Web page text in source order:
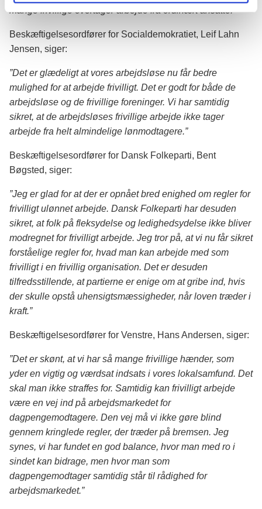
mange frivillige overtager arbejde fra ordinært ansatte.”
Beskæftigelsesordfører for Socialdemokratiet, Leif Lahn
Jensen, siger:
”Det er glædeligt at vores arbejdsløse nu får bedre
mulighed for at arbejde frivilligt. Det er godt for både de
arbejdsløse og de frivillige foreninger. Vi har samtidig
sikret, at de arbejdsløses frivillige arbejde ikke tager
arbejde fra helt almindelige lønmodtagere.”
Beskæftigelsesordfører for Dansk Folkeparti, Bent
Bøgsted, siger:
”Jeg er glad for at der er opnået bred enighed om regler for
frivilligt ulønnet arbejde. Dansk Folkeparti har desuden
sikret, at folk på fleksydelse og ledighedsydelse ikke bliver
modregnet for frivilligt arbejde. Jeg tror på, at vi nu får sikret
forståelige regler for, hvad man kan arbejde med som
frivilligt i en frivillig organisation. Det er desuden
tilfredsstillende, at partierne er enige om at gribe ind, hvis
der skulle opstå uhensigtsmæssigheder, når loven træder i
kraft.”
Beskæftigelsesordfører for Venstre, Hans Andersen, siger:
”Det er skønt, at vi har så mange frivillige hænder, som
yder en vigtig og værdsat indsats i vores lokalsamfund. Det
skal man ikke straffes for. Samtidig kan frivilligt arbejde
være en vej ind på arbejdsmarkedet for
dagpengemodtagere. Den vej må vi ikke gøre blind
gennem kringlede regler, der træder på bremsen. Jeg
synes, vi har fundet en god balance, hvor man med ro i
sindet kan bidrage, men hvor man som
dagpengemodtager samtidig står til rådighed for
arbejdsmarkedet.”